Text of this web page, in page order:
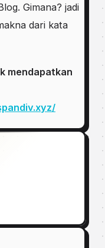
Gimana? jаdі
dаrі kata
mendapatkan